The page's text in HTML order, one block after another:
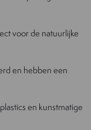
voor de natuurlijke
en hebben een
en kunstmatige